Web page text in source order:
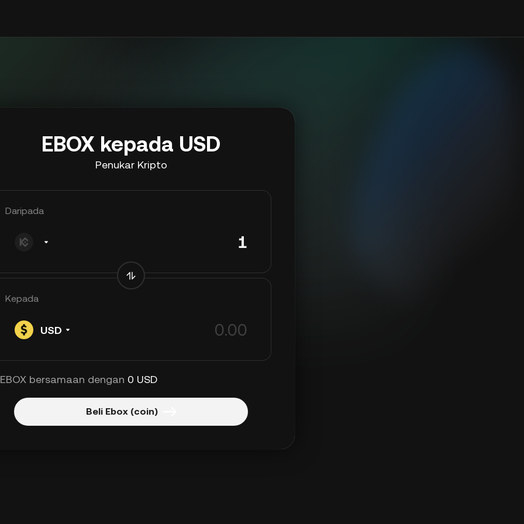
EBOX kepada USD
Penukar Kripto
Daripada
Kepada
USD
bersamaan dengan 0 USD
Beli Ebox (coin)